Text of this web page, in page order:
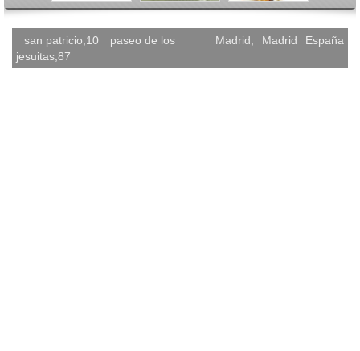
san patricio,10
paseo de los
jesuitas,87
Madrid Madrid España